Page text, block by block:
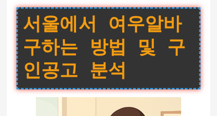
서울에서 여우알바
구하는 방법 및 구
인공고 분석